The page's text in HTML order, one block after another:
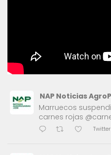
NAP Noticias
Marruecos
carnes rojas
Twitter